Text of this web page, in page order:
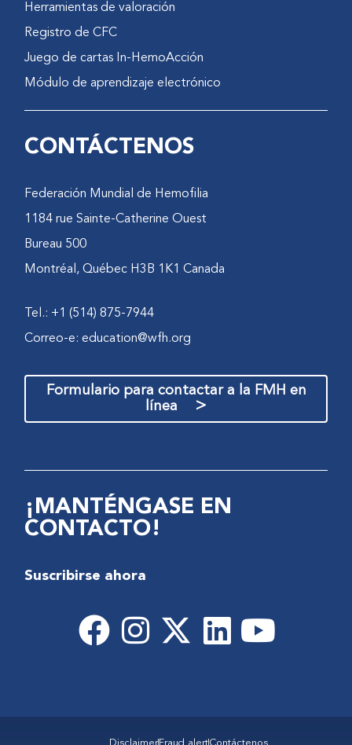
Herramientas de valoración
Registro de CFC
Juego de cartas In-HemoAcción
Módulo de aprendizaje electrónico
CONTÁCTENOS
Federación Mundial de Hemofilia
1184 rue Sainte-Catherine Ouest
Bureau 500
Montréal, Québec H3B 1K1 Canada
Tel.: +1 (514) 875-7944
Correo-e:education@wfh.org
Formulario para contactar a la FMH en
línea
>
¡MANTÉNGASE EN
CONTACTO!
Suscribirse ahora
Disclaimer Fraud alertContáctenos